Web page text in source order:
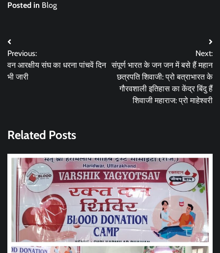
Posted in Blog
Post
navigation
Previous:
वन आरक्षीय संघ का धरना पांचवें दिन
भी जारी
Next:
संपूर्ण भारत के जन जन में बसे हैं महान
छत्रपति शिवाजी: प्रो बत्राभारत के
गौरवशाली इतिहास का केंद्र बिंदु हैं
शिवाजी महाराज: प्रो माहेश्वरी
Related Posts